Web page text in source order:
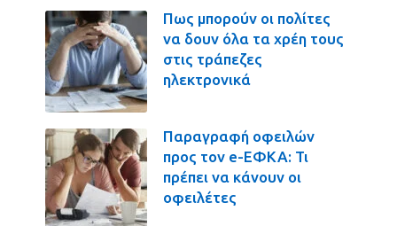
Πως μπορούν οι πολίτες
να δουν όλα τα χρέη τους
στις τράπεζες
ηλεκτρονικά
Παραγραφή οφειλών
προς τον e-ΕΦΚΑ: Τι
πρέπει να κάνουν οι
οφειλέτες